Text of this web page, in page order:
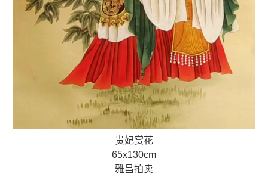
贵妃赏花
65x130cm
雅昌拍卖